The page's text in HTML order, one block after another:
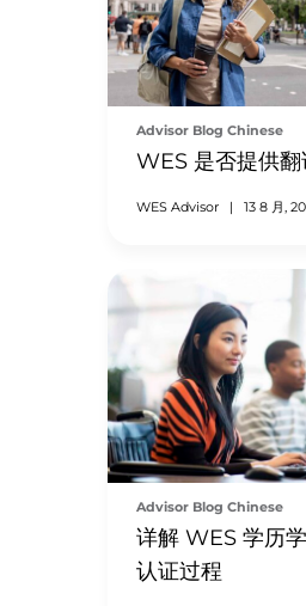
Advisor Blog Chinese
WES 是否提供翻
WES Advisor | 13 8 月,
Advisor Blog Chinese
详解 WES 学历
认证过程